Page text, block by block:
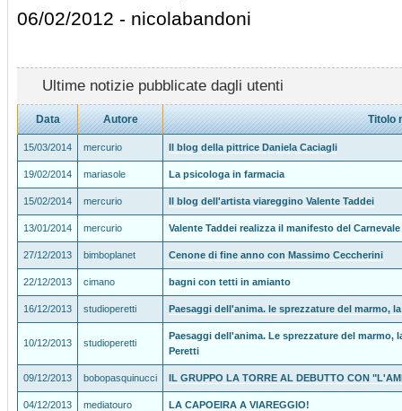
06/02/2012 - nicolabandoni
Ultime notizie pubblicate dagli utenti
Data Autore Titolo
15/03/2014 mercurio Il blog della pittrice Daniela Caciagli
19/02/2014 mariasole La psicologa in farmacia
15/02/2014 mercurio Il blog dell'artista viareggino Valente Taddei
13/01/2014 mercurio Valente Taddei realizza il manifesto del
27/12/2013 bimboplanet Cenone di fine anno con Massimo Ceccherini
22/12/2013 cimano bagni con tetti in amianto
16/12/2013 studioperetti Paesaggi dell'anima. le sprezzature del marmo,
10/12/2013 studioperetti
Paesaggi dell'anima. Le sprezzature del marmo,
Peretti
09/12/2013 bobopasquinucci IL GRUPPO LA TORRE AL DEBUTTO CON
04/12/2013 mediatouro LA CAPOEIRA A VIAREGGIO!